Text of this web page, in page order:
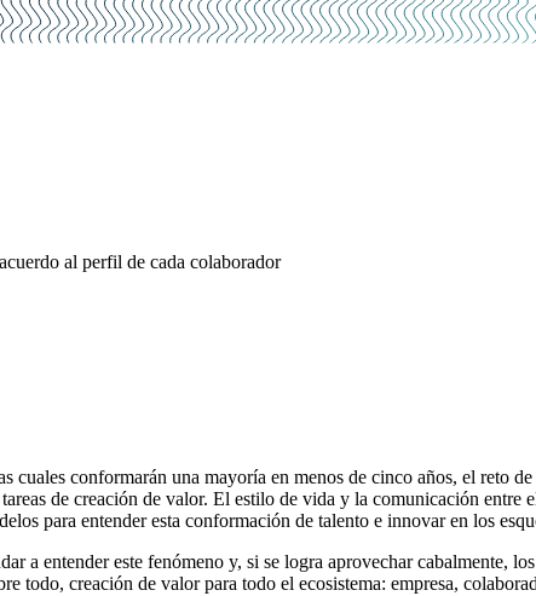
al perfil de cada colaborador
cuales conformarán una mayoría en menos de cinco años, el reto de
de creación de valor. El estilo de vida y la comunicación
para entender esta conformación de talento e innovar en los
a entender este fenómeno y, si se logra aprovechar cabalmente,
todo, creación de valor para todo el ecosistema: empresa,